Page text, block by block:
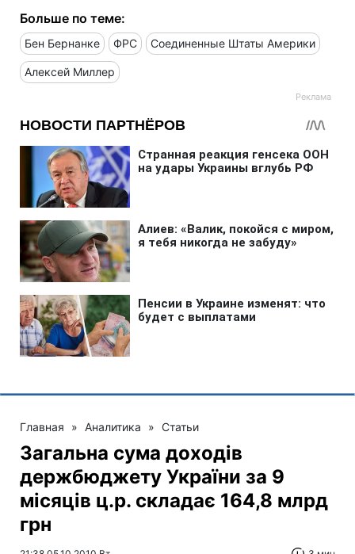
Больше по теме:
Бен Бернанке ФРС Соединенные Штаты Америки
Алексей Миллер
Главная » Аналитика » Статьи
Загальна сума доходів
держбюджету України за 9
місяців ц.р. складає 164,8 млрд
грн